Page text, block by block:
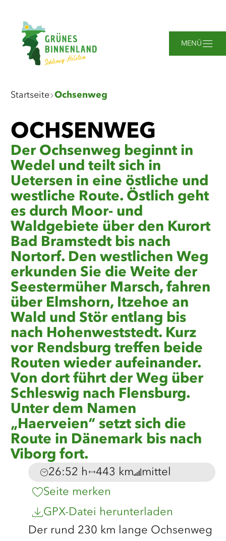
MENÜ
Sie
sind
Startseite Ochsenweg
OCHSENWEG
Der Ochsenweg beginnt in
Wedel und teilt sich in
Uetersen in eine östliche und
westliche Route. Östlich geht
es durch Moor- und
Waldgebiete über den Kurort
Bad Bramstedt bis nach
Nortorf. Den westlichen Weg
erkunden Sie die Weite der
Seestermüher Marsch, fahren
über Elmshorn, Itzehoe an
Wald und Stör entlang bis
nach Hohenweststedt. Kurz
vor Rendsburg treffen beide
Routen wieder aufeinander.
Von dort führt der Weg über
Schleswig nach Flensburg.
Unter dem Namen
„Haerveien“ setzt sich die
Route in Dänemark bis nach
Viborg fort.
Dauer:
26:52 h Entfernung:
443 kmAnforderung:
mittel
Seite merken
GPX-Datei herunterladen
Der rund 230 km lange Ochsenweg
Mein Standort